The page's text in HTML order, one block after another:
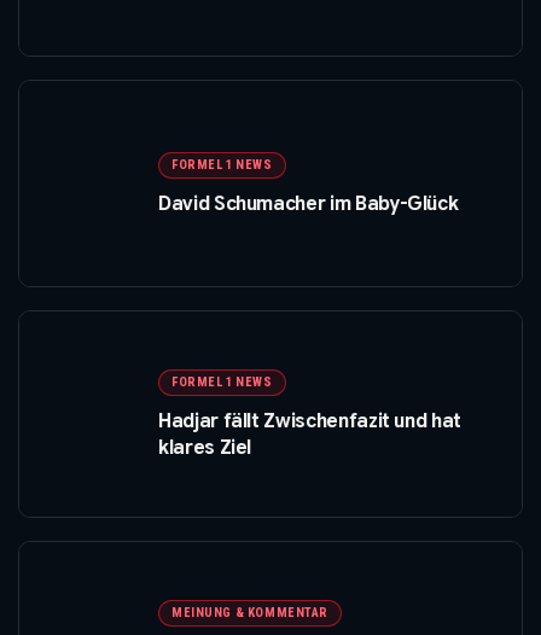
FORMEL 1 NEWS
David Schumacher im Baby-Glück
FORMEL 1 NEWS
Hadjar fällt Zwischenfazit und hat
klares Ziel
MEINUNG & KOMMENTAR